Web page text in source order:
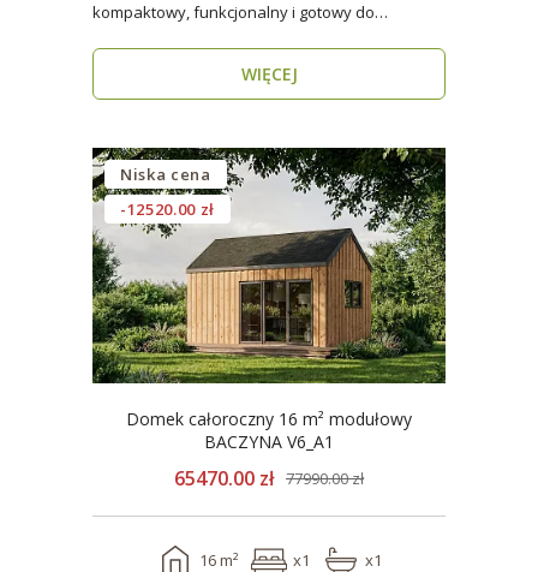
kompaktowy, funkcjonalny i gotowy do
WIĘCEJ
Niska cena
-12520.00 zł
Domek całoroczny 16 m² modułowy
BACZYNA V6_A1
65470.00 zł 77990.00 zł
16 m² x1 x1